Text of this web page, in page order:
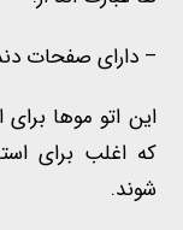
– دارای صفحات
این اتو موها
که اغلب برای
شوند.